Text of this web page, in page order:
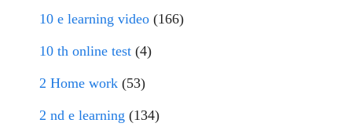
10 e learning video (166)
10 th online test (4)
2 Home work (53)
2 nd e learning (134)